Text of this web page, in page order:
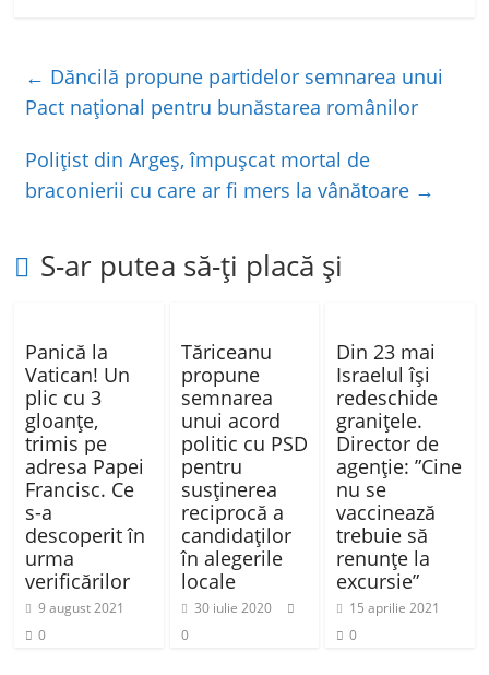
e
b
o
k
er s
A
p
je
a
ă
← Dăncilă propune partidelor semnarea unui
Pact naţional pentru bunăstarea românilor
Poliţist din Argeş, împuşcat mortal de
braconierii cu care ar fi mers la vânătoare →
S-ar putea să-ți placă și
Panică la
Vatican! Un
plic cu 3
gloanțe,
trimis pe
adresa Papei
Francisc. Ce
s-a
descoperit în
urma
verificărilor
9 august 2021
0
Tăriceanu
propune
semnarea
unui acord
politic cu PSD
pentru
susţinerea
reciprocă a
candidaţilor
în alegerile
locale
30 iulie 2020
0
Din 23 mai
Israelul își
redeschide
granițele.
Director de
agenție: ”Cine
nu se
vaccinează
trebuie să
renunţe la
excursie”
15 aprilie 2021
0